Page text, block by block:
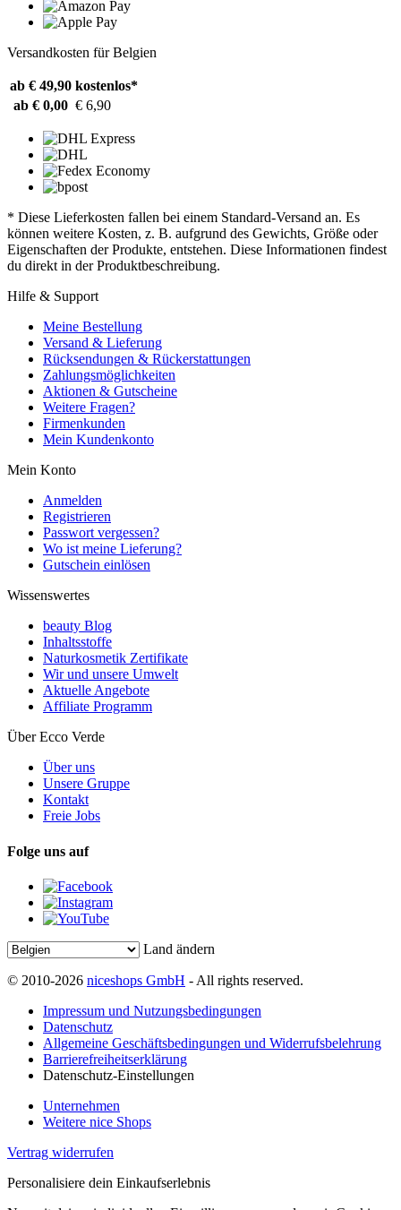
Versandkosten für Belgien
ab € 49,90 kostenlos*
ab € 0,00 € 6,90
* Diese Lieferkosten fallen bei einem Standard-Versand an. Es
können weitere Kosten, z. B. aufgrund des Gewichts, Größe oder
Eigenschaften der Produkte, entstehen. Diese Informationen findest
du direkt in der Produktbeschreibung.
Hilfe & Support
Meine Bestellung
Versand & Lieferung
Rücksendungen & Rückerstattungen
Zahlungsmöglichkeiten
Aktionen & Gutscheine
Weitere Fragen?
Firmenkunden
Mein Kundenkonto
Mein Konto
Anmelden
Registrieren
Passwort vergessen?
Wo ist meine Lieferung?
Gutschein einlösen
Wissenswertes
beauty Blog
Inhaltsstoffe
Naturkosmetik Zertifikate
Wir und unsere Umwelt
Aktuelle Angebote
Affiliate Programm
Über Ecco Verde
Über uns
Unsere Gruppe
Kontakt
Freie Jobs
Folge uns auf
Land ändern
© 2010-2026 niceshops GmbH - All rights reserved.
Impressum und Nutzungsbedingungen
Datenschutz
Allgemeine Geschäftsbedingungen und Widerrufsbelehrung
Barrierefreiheitserklärung
Datenschutz-Einstellungen
Unternehmen
Weitere nice Shops
Vertrag widerrufen
Personalisiere dein Einkaufserlebnis